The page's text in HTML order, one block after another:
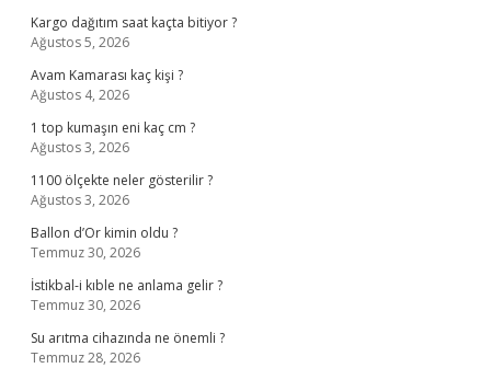
Kargo dağıtım saat kaçta bitiyor ?
Ağustos 5, 2026
Avam Kamarası kaç kişi ?
Ağustos 4, 2026
1 top kumaşın eni kaç cm ?
Ağustos 3, 2026
1100 ölçekte neler gösterilir ?
Ağustos 3, 2026
Ballon d’Or kimin oldu ?
Temmuz 30, 2026
İstikbal-i kıble ne anlama gelir ?
Temmuz 30, 2026
Su arıtma cihazında ne önemli ?
Temmuz 28, 2026